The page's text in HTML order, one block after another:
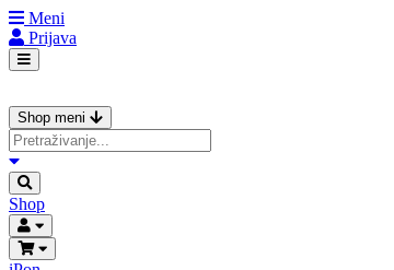
Meni
Prijava
Shop meni
Shop